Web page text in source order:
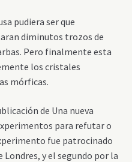
pudiera ser que
diminutos trozos de
Pero finalmente esta
los cristales
mórficas.
de Una nueva
para refutar o
fue patrocinado
y el segundo por la